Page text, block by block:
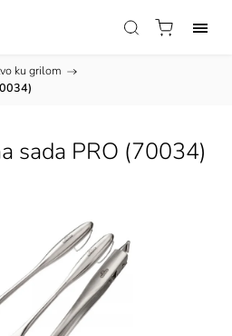
ku grilom /
sada PRO (70034)